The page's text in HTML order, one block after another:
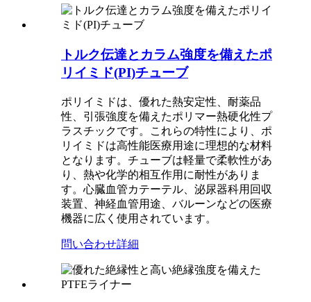
トルク伝達とカラム強度を備えたポ
リイミド(PI)チューブ
ポリイミドは、優れた熱安定性、耐薬品
性、引張強度を備えたポリマー熱硬化性プ
ラスチックです。これらの特性により、ポ
リイミドは高性能医療用途に理想的な材料
となります。チューブは軽量で柔軟性があ
り、熱や化学的相互作用に耐性がありま
す。心臓血管カテーテル、泌尿器科用回収
装置、神経血管用途、バルーンなどの医療
機器に広く使用されています。
問い合わせ詳細